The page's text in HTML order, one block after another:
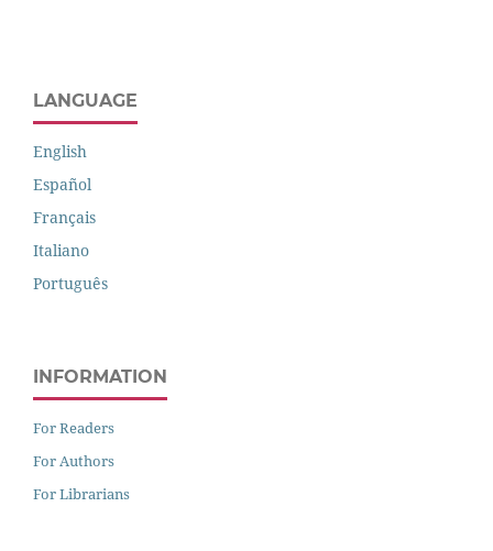
LANGUAGE
English
Español
Français
Italiano
Português
INFORMATION
For Readers
For Authors
For Librarians